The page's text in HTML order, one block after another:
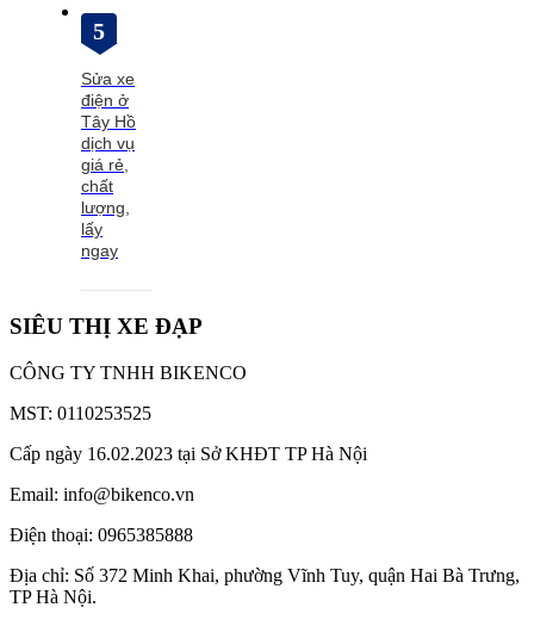
5
Sửa xe
điện ở
Tây Hồ
dịch vụ
giá rẻ,
chất
lượng,
lấy
ngay
SIÊU THỊ XE ĐẠP
CÔNG TY TNHH BIKENCO
MST: 0110253525
Cấp ngày 16.02.2023 tại Sở KHĐT TP Hà Nội
Email: info@bikenco.vn
Điện thoại: 0965385888
Địa chỉ: Số 372 Minh Khai, phường Vĩnh Tuy, quận Hai Bà Trưng,
TP Hà Nội.